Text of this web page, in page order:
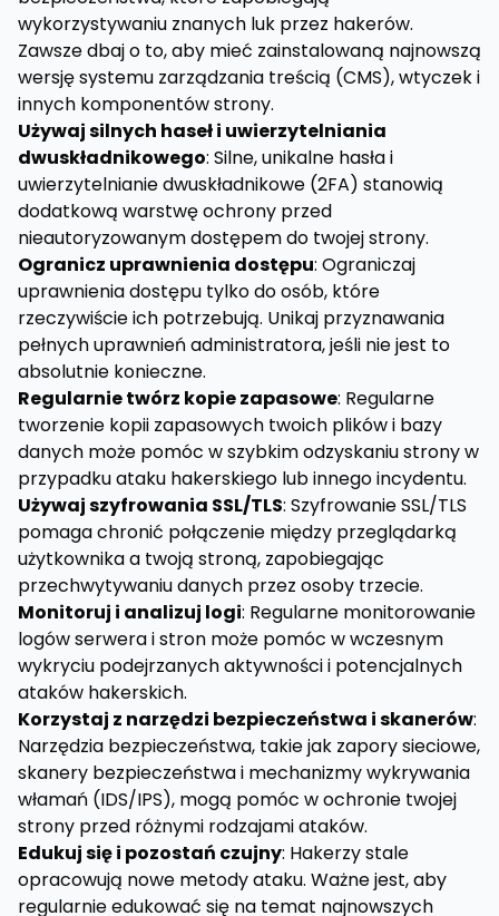
wykorzystywaniu znanych luk przez hakerów.
Zawsze dbaj o to, aby mieć zainstalowaną najnowszą
wersję systemu zarządzania treścią (CMS), wtyczek i
innych komponentów strony.
Używaj silnych haseł i uwierzytelniania
dwuskładnikowego: Silne, unikalne hasła i
uwierzytelnianie dwuskładnikowe (2FA) stanowią
dodatkową warstwę ochrony przed
nieautoryzowanym dostępem do twojej strony.
Ogranicz uprawnienia dostępu: Ograniczaj
uprawnienia dostępu tylko do osób, które
rzeczywiście ich potrzebują. Unikaj przyznawania
pełnych uprawnień administratora, jeśli nie jest to
absolutnie konieczne.
Regularnie twórz kopie zapasowe: Regularne
tworzenie kopii zapasowych twoich plików i bazy
danych może pomóc w szybkim odzyskaniu strony w
przypadku ataku hakerskiego lub innego incydentu.
Używaj szyfrowania SSL/TLS: Szyfrowanie SSL/TLS
pomaga chronić połączenie między przeglądarką
użytkownika a twoją stroną, zapobiegając
przechwytywaniu danych przez osoby trzecie.
Monitoruj i analizuj logi: Regularne monitorowanie
logów serwera i stron może pomóc w wczesnym
wykryciu podejrzanych aktywności i potencjalnych
ataków hakerskich.
Korzystaj z narzędzi bezpieczeństwa i skanerów:
Narzędzia bezpieczeństwa, takie jak zapory sieciowe,
skanery bezpieczeństwa i mechanizmy wykrywania
włamań (IDS/IPS), mogą pomóc w ochronie twojej
strony przed różnymi rodzajami ataków.
Edukuj się i pozostań czujny: Hakerzy stale
opracowują nowe metody ataku. Ważne jest, aby
regularnie edukować się na temat najnowszych